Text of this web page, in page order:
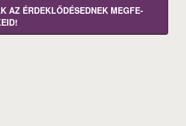
AZ ÉRDEK­LŐDÉ­SEDNEK MEGFE­